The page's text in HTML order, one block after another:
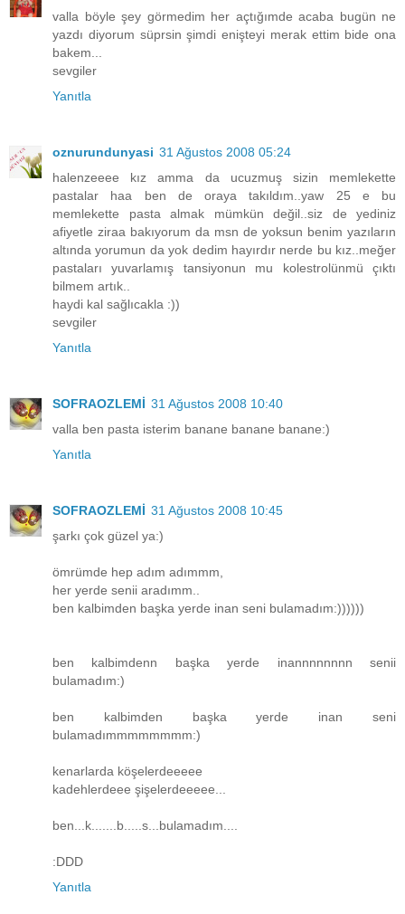
valla böyle şey görmedim her açtığımde acaba bugün ne
yazdı diyorum süprsin şimdi enişteyi merak ettim bide ona
bakem...
sevgiler
Yanıtla
oznurundunyasi 31 Ağustos 2008 05:24
halenzeeee kız amma da ucuzmuş sizin memlekette
pastalar haa ben de oraya takıldım..yaw 25 e bu
memlekette pasta almak mümkün değil..siz de yediniz
afiyetle ziraa bakıyorum da msn de yoksun benim yazıların
altında yorumun da yok dedim hayırdır nerde bu kız..meğer
pastaları yuvarlamış tansiyonun mu kolestrolünmü çıktı
bilmem artık..
haydi kal sağlıcakla :))
sevgiler
Yanıtla
SOFRAOZLEMİ 31 Ağustos 2008 10:40
valla ben pasta isterim banane banane banane:)
Yanıtla
SOFRAOZLEMİ 31 Ağustos 2008 10:45
şarkı çok güzel ya:)
ömrümde hep adım adımmm,
her yerde senii aradımm..
ben kalbimden başka yerde inan seni bulamadım:))))))
ben kalbimdenn başka yerde inannnnnnnn senii
bulamadım:)
ben kalbimden başka yerde inan seni
bulamadımmmmmmmm:)
kenarlarda köşelerdeeeee
kadehlerdeee şişelerdeeeee...
ben...k.......b.....s...bulamadım....
:DDD
Yanıtla